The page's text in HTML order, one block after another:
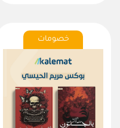
خصومات